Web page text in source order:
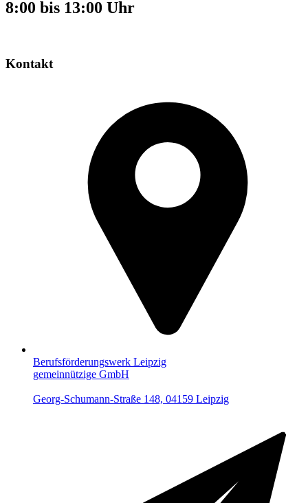
8:00 bis 13:00 Uhr
Kontakt
Berufsförderungswerk Leipzig
gemeinnützige GmbH
Georg-Schumann-Straße 148, 04159 Leipzig